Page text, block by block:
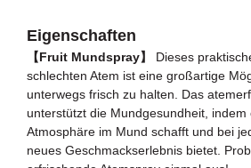
Eigenschaften
【Fruit Mundspray】
Dieses
schlechten Atem ist eine großartige
unterwegs frisch zu halten. Das
unterstützt die Mundgesundheit,
Atmosphäre im Mund schafft und bei
neues Geschmackserlebnis bietet.